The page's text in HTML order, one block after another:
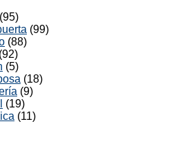
(95)
(99)
(88)
(92)
(5)
(18)
(9)
(19)
(11)